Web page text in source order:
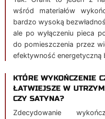
wśród materiałów
bardzo wysoką
ale po wyłączeniu pieca
do pomieszczenia przez
efektywność energetyczną
KTÓRE WYKOŃCZENIE
ŁATWIEJSZE W
CZY SATYNA?
Zdecydowanie